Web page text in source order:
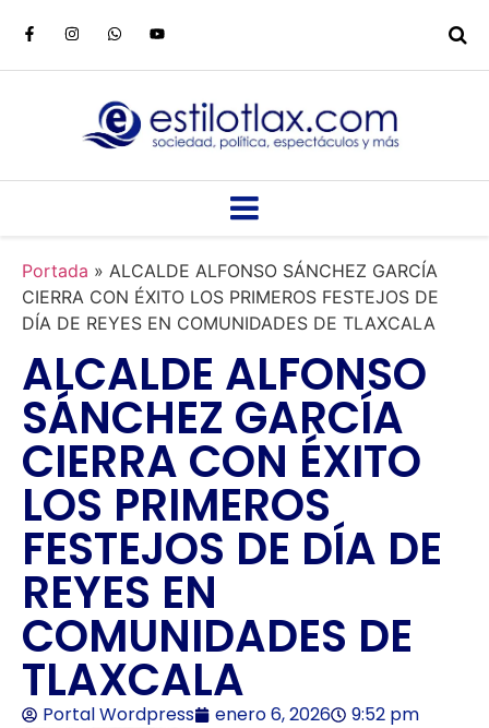
Portada » ALCALDE ALFONSO SÁNCHEZ GARCÍA
CIERRA CON ÉXITO LOS PRIMEROS FESTEJOS DE
DÍA DE REYES EN COMUNIDADES DE TLAXCALA
ALCALDE ALFONSO
SÁNCHEZ GARCÍA
CIERRA CON ÉXITO
LOS PRIMEROS
FESTEJOS DE DÍA DE
REYES EN
COMUNIDADES DE
TLAXCALA
Portal Wordpress enero 6, 2026 9:52 pm